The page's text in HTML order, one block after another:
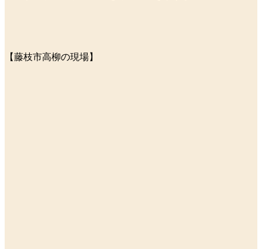
【藤枝市高柳の現場】